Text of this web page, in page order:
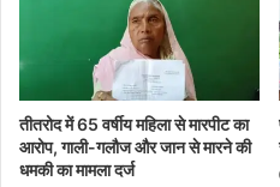
तीतरोद में 65 वर्षीय महिला से मारपीट का
आरोप, गाली-गलौज और जान से मारने की
धमकी का मामला दर्ज